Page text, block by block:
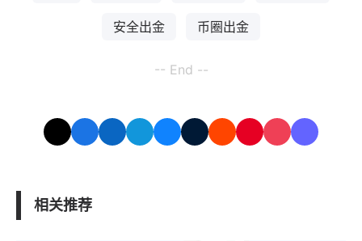
安全出金 币圈出金
-- End --
相关推荐